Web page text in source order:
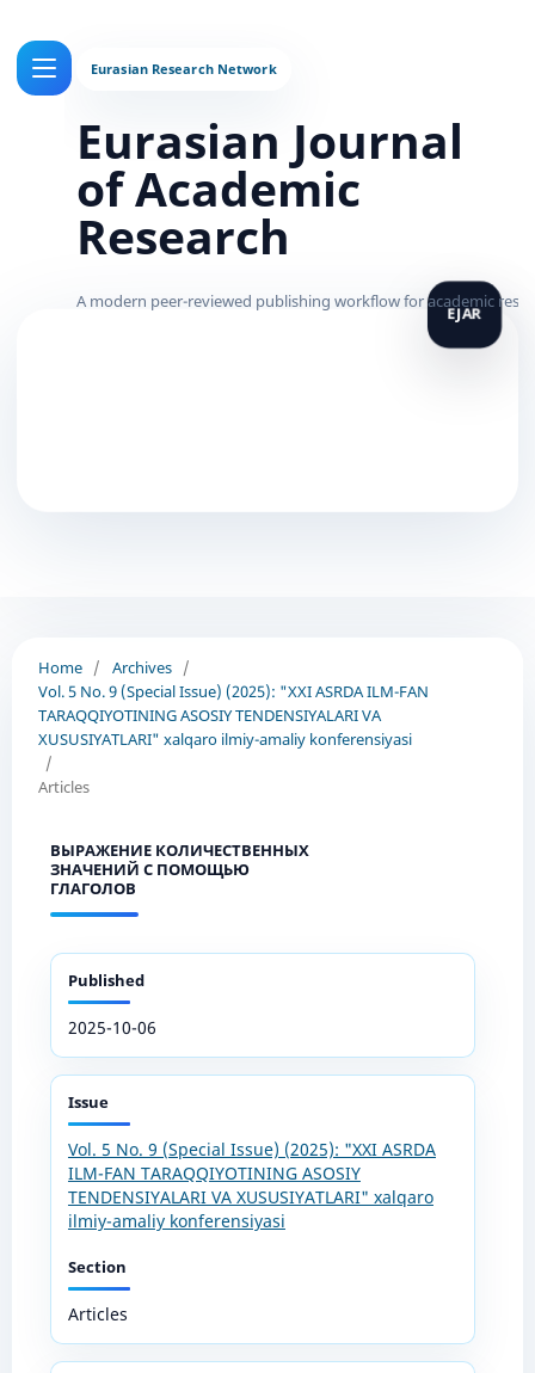
Eurasian Journal
of Academic
Research
Home / Archives /
Vol. 5 No. 9 (Special Issue) (2025): "XXI ASRDA ILM-FAN
TARAQQIYOTINING ASOSIY TENDENSIYALARI VA
XUSUSIYATLARI" xalqaro ilmiy-amaliy konferensiyasi
/
Articles
ВЫРАЖЕНИЕ КОЛИЧЕСТВЕННЫХ
ЗНАЧЕНИЙ С ПОМОЩЬЮ
ГЛАГОЛОВ
Published
2025-10-06
Issue
Vol. 5 No. 9 (Special Issue) (2025): "XXI ASRDA
ILM-FAN TARAQQIYOTINING ASOSIY
TENDENSIYALARI VA XUSUSIYATLARI" xalqaro
ilmiy-amaliy konferensiyasi
Section
Articles